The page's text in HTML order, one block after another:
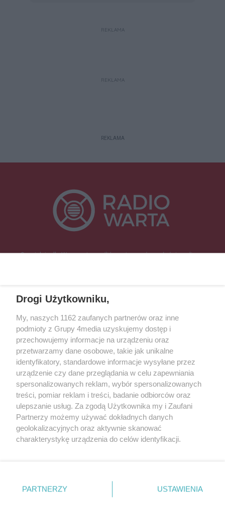
REKLAMA
REKLAMA
REKLAMA
Specjalnie dla Was postanowiliśmy stworzyć rozgłośnię radiową
Śrem, Jarocin, Gniezno, Ostrów Wlkp.).
Kontakt Reklama Patronat
Dane firmowe
Regulamin serwisu i ogłoszeń drobnych
Regulamin konkursów
Polityka prywatności
Przetwarzanie danych osobowych
Zapisz się do newslettera
Dołącz do grona ludzi najlepiej poinformowanych!
Zapisz się »
Drogi Użytkowniku,
My, naszych 1162 zaufanych partnerów oraz inne
podmioty z Grupy 4media uzyskujemy dostęp i
przechowujemy informacje na urządzeniu oraz
przetwarzamy dane osobowe, takie jak unikalne
identyfikatory, standardowe informacje wysyłane przez
urządzenie czy dane przeglądania w celu zapewniania
spersonalizowanych reklam, wybór spersonalizowanych
treści, pomiar reklam i treści, badanie odbiorców oraz
ulepszanie usług. Za zgodą Użytkownika my i Zaufani
Partnerzy możemy używać dokładnych danych
geolokalizacyjnych oraz aktywnie skanować
charakterystykę urządzenia do celów identyfikacji.
zmienić/wycofać klikając przycisk ustawień prywatności
znajdujący się w lewym dolnym rogu strony
. Niektóre
PARTNERZY USTAWIENIA